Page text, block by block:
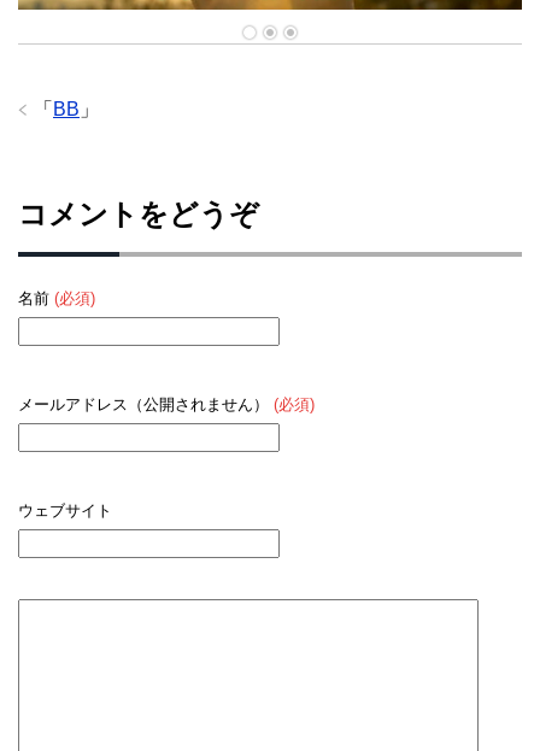
「 BB 」
コメントをどうぞ
名前 (必須)
メールアドレス（公開されません） (必須)
ウェブサイト